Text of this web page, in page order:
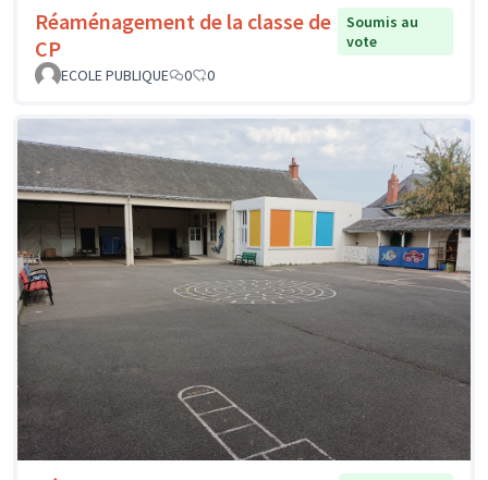
Réaménagement de la classe de
CP
Soumis au
vote
ECOLE PUBLIQUE
0 0